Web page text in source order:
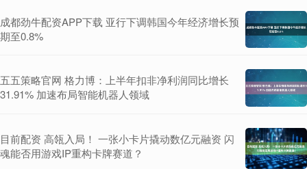
成都劲牛配资APP下载 亚行下调韩国今年经济增长预
期至0.8%
五五策略官网 格力博：上半年扣非净利润同比增长
31.91% 加速布局智能机器人领域
目前配资 高瓴入局！ 一张小卡片撬动数亿元融资 闪
魂能否用游戏IP重构卡牌赛道？